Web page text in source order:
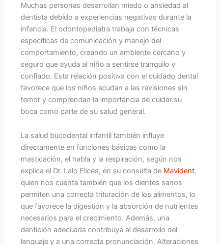
Muchas personas desarrollan miedo o ansiedad al
dentista debido a experiencias negativas durante la
infancia. El odontopediatra trabaja con técnicas
específicas de comunicación y manejo del
comportamiento, creando un ambiente cercano y
seguro que ayuda al niño a sentirse tranquilo y
confiado. Esta relación positiva con el cuidado dental
favorece que los niños acudan a las revisiones sin
temor y comprendan la importancia de cuidar su
boca como parte de su salud general.
La salud bucodental infantil también influye
directamente en funciones básicas como la
masticación, el habla y la respiración, según nos
explica el Dr. Lalo Elices, en su consulta de Mavident,
quien nos cuenta también que los dientes sanos
permiten una correcta trituración de los alimentos, lo
que favorece la digestión y la absorción de nutrientes
necesarios para el crecimiento. Además, una
dentición adecuada contribuye al desarrollo del
lenguaje y a una correcta pronunciación. Alteraciones